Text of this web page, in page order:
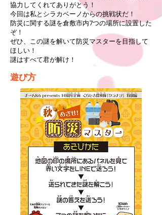
協力してくれてありがとう！
今回は私とシラカベーノからの挑戦状だ！
防災に関する謎を倉敷市内7つの場所に設置した
ぞ！
ぜひ、この謎を解いて防災マスターを目指して
ほしい！
謎はすべて君が解け！
遊び方